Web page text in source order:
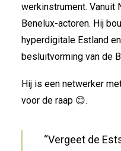
werkinstrument. Vanuit
Benelux-actoren. Hij
hyperdigitale Estland
besluitvorming van de
Hij is een netwerker
voor de raap 😊.
“Vergeet de